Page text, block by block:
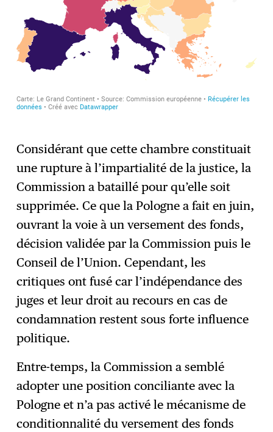
Considérant que cette chambre constituait
une rupture à l’impartialité de la justice, la
Commission a bataillé pour qu’elle soit
supprimée. Ce que la Pologne a fait en juin,
ouvrant la voie à un versement des fonds,
décision validée par la Commission puis le
Conseil de l’Union. Cependant, les
critiques ont fusé car l’indépendance des
juges et leur droit au recours en cas de
condamnation restent sous forte influence
politique.
Entre-temps, la Commission a semblé
adopter une position conciliante avec la
Pologne et n’a pas activé le mécanisme de
conditionnalité du versement des fonds